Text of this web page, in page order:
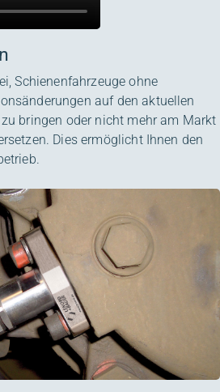
Schienenfahrzeuge ohne
auf den aktuellen
bringen oder nicht mehr am Markt
Dies ermöglicht Ihnen den